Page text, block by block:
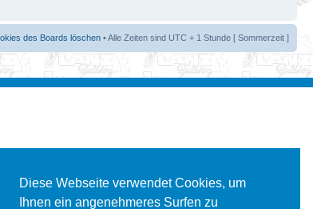
Diese Webseite verwendet Cookies, um
Ihnen ein angenehmeres Surfen zu
des Boards löschen • Alle Zeiten sind UTC + 1 Stunde [ Sommerzeit ]